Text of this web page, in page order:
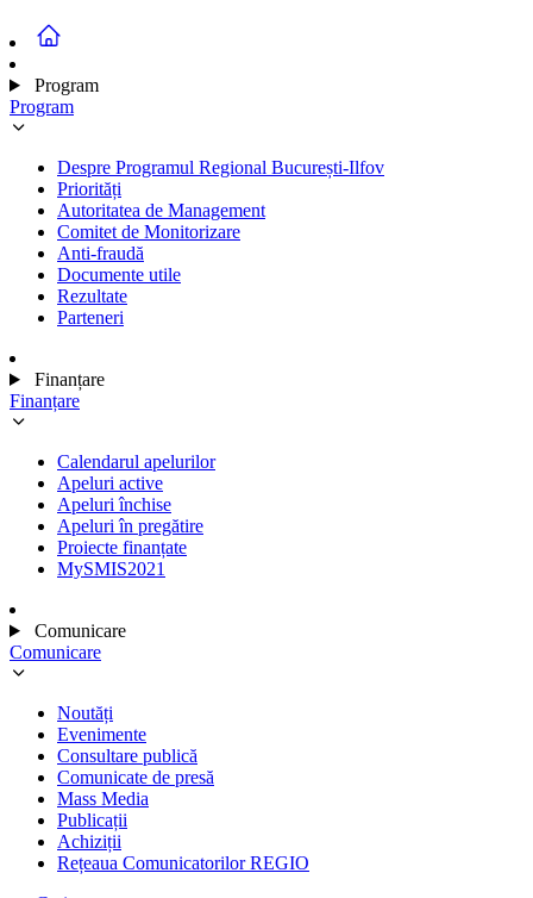
Program
Program
Despre Programul Regional București-Ilfov
Priorități
Autoritatea de Management
Comitet de Monitorizare
Anti-fraudă
Documente utile
Rezultate
Parteneri
Finanțare
Finanțare
Calendarul apelurilor
Apeluri active
Apeluri închise
Apeluri în pregătire
Proiecte finanțate
MySMIS2021
Comunicare
Comunicare
Noutăți
Evenimente
Consultare publică
Comunicate de presă
Mass Media
Publicații
Achiziții
Rețeaua Comunicatorilor REGIO